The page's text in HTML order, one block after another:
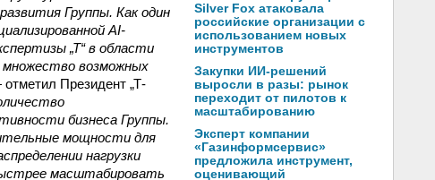
Группы. Как один
AI-
„Т“ в области
возможных
Президент „Т-
бизнеса Группы.
мощности для
нагрузки
масштабировать
Silver Fox атаковала
российские организации с
использованием новых
инструментов
Закупки ИИ-решений
выросли в разы: рынок
переходит от пилотов к
масштабированию
Эксперт компании
«Газинформсервис»
предложила инструмент,
оценивающий